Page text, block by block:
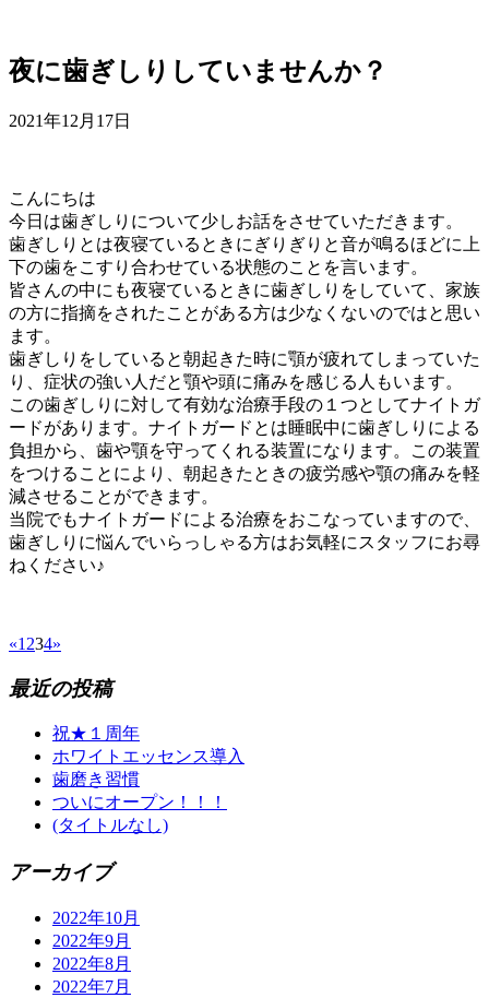
夜に歯ぎしりしていませんか？
2021年12月17日
こんにちは
今日は歯ぎしりについて少しお話をさせていただきます。
歯ぎしりとは夜寝ているときにぎりぎりと音が鳴るほどに上
下の歯をこすり合わせている状態のことを言います。
皆さんの中にも夜寝ているときに歯ぎしりをしていて、家族
の方に指摘をされたことがある方は少なくないのではと思い
ます。
歯ぎしりをしていると朝起きた時に顎が疲れてしまっていた
り、症状の強い人だと顎や頭に痛みを感じる人もいます。
この歯ぎしりに対して有効な治療手段の１つとしてナイトガ
ードがあります。ナイトガードとは睡眠中に歯ぎしりによる
負担から、歯や顎を守ってくれる装置になります。この装置
をつけることにより、朝起きたときの疲労感や顎の痛みを軽
減させることができます。
当院でもナイトガードによる治療をおこなっていますので、
歯ぎしりに悩んでいらっしゃる方はお気軽にスタッフにお尋
ねください♪
«1 234»
最近の投稿
祝★１周年
ホワイトエッセンス導入
歯磨き習慣
ついにオープン！！！
(タイトルなし)
アーカイブ
2022年10月
2022年9月
2022年8月
2022年7月